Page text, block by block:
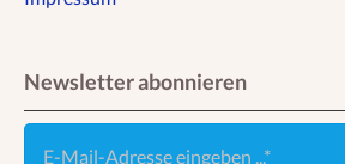
Newsletter abonnieren
E-Mail-Adresse eingeben ...